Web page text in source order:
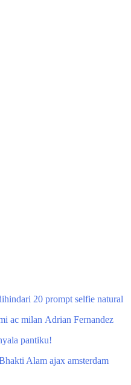
20 prompt selfie natural
ac milan Adrian Fernandez
pantiku!
Alam ajax amsterdam